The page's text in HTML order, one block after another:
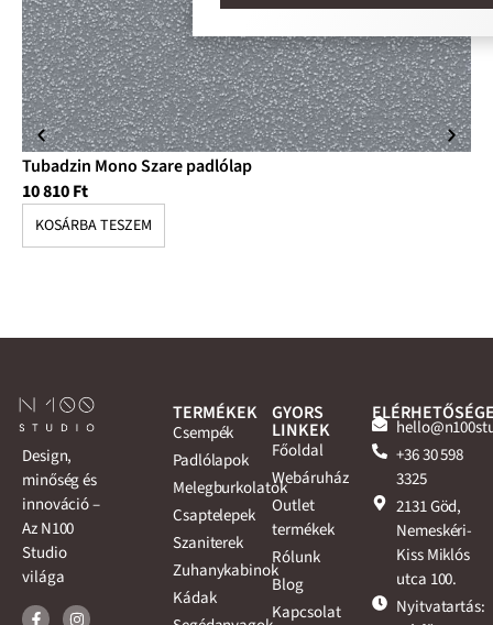
Tubadzin Mono Szare padlólap
10 810Ft
KOSÁRBA TESZEM
Design,
minőség és
innováció –
Az N100
Studio
világa
TERMÉKEK
Csempék
Padlólapok
Melegburkolatok
Csaptelepek
Szaniterek
Zuhanykabinok
Kádak
GYORS
LINKEK
Főoldal
Webáruház
Outlet
termékek
Rólunk
Blog
Kapcsolat
+36 30 598
3325
2131 Göd,
Nemeskéri-
Kiss Miklós
utca 100.
Nyitvatartás: